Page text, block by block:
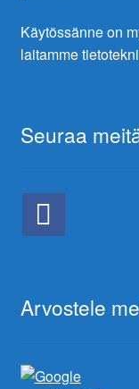
Käytössänne on
laitamme
Seuraa
Arvostele